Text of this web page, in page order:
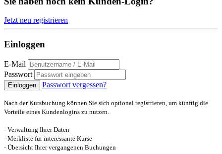
Jetzt neu registrieren
Einloggen
E-Mail
Passwort
Einloggen Passwort vergessen?
Nach der Kursbuchung können Sie sich optional registrieren, um künftig die
Vorteile eines Kundenlogins zu nutzen.
- Verwaltung Ihrer Daten
- Merkliste für interessante Kurse
- Übersicht Ihrer vergangenen Buchungen